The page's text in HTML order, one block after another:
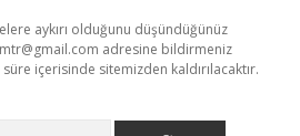
aykırı olduğunu düşündüğünüz
adresine bildirmeniz
içerisinde sitemizden kaldırılacaktır.